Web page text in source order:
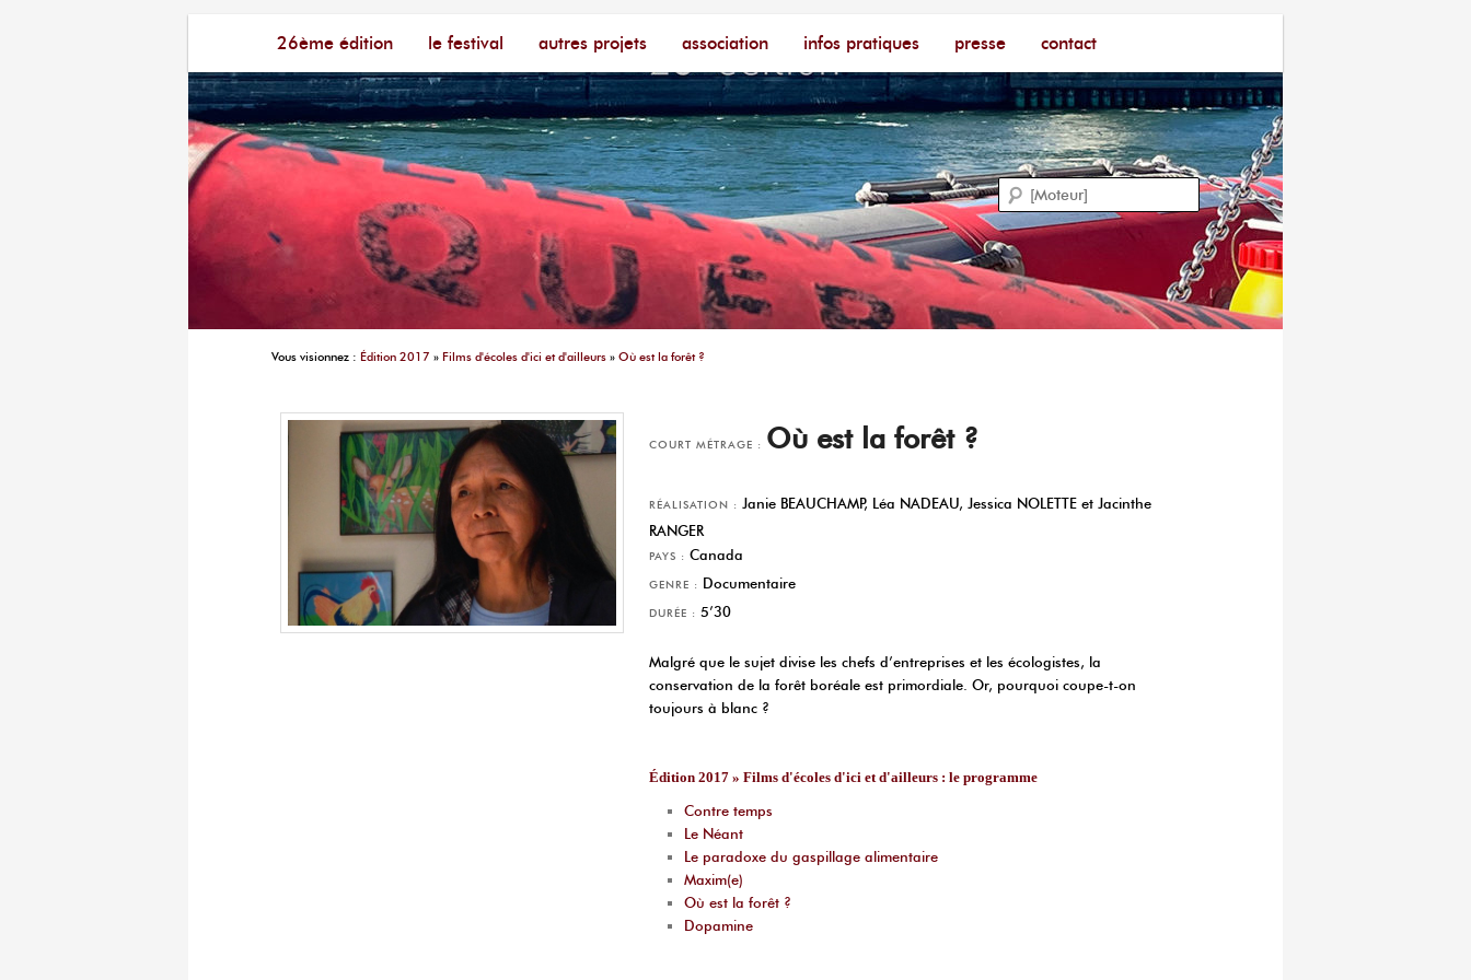
aller au contenu principal
aller au contenu secondaire
26ème édition le festival autres projets association infos pratiques presse contact
Recherche
Vous visionnez : Édition 2017 » Films d'écoles d'ici et d'ailleurs » Où est la forêt ?
COURT MÉTRAGE : Où est la forêt ?
RÉALISATION : Janie BEAUCHAMP, Léa NADEAU, Jessica NOLETTE et Jacinthe
RANGER
PAYS : Canada
GENRE : Documentaire
DURÉE : 5’30
Malgré que le sujet divise les chefs d’entreprises et les écologistes, la
conservation de la forêt boréale est primordiale. Or, pourquoi coupe-t-on
toujours à blanc ?
Édition 2017 » Films d'écoles d'ici et d'ailleurs : le programme
Contre temps
Le Néant
Le paradoxe du gaspillage alimentaire
Maxim(e)
Où est la forêt ?
Dopamine